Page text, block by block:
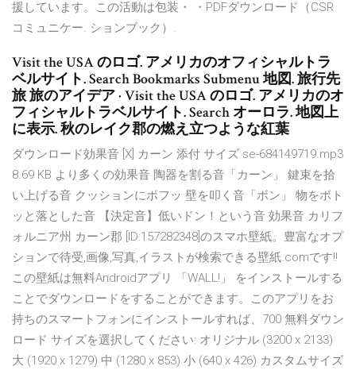
援しています。この活動は包装・ ・PDFダウンロード（CSR
コミュニケー. ションブック）.
Visit the USA のロゴ. アメリカのオフィシャルトラ
ベルサイト. Search Bookmarks Submenu 地図. 旅行先
旅 旅のアイデア · Visit the USA のロゴ. アメリカのオ
フィシャルトラベルサイト. Search オーロラ. 地図上
に表示. 秋のレイク郡の燃え立つような紅葉
ダウンロード効果音 [X] カーン 添付 サイズ se-684149719.mp3
8.69 KB より多くの効果音 陶器を割る音「カーン」 鍵束を拾
い上げる音 クッションにボフッ 壁を叩く音「ボン」 物をボト
ッと落とした音 【決定音】低いドン！という音 効果音 カリフ
ォルニア州 カーン郡 [ID:157282348]のスマホ壁紙。豊富なオプ
ションで待受,画像,写真,イラストが検索できる壁紙.comです!!
この壁紙は無料Androidアプリ 「WALL!」 をインストールする
ことでダウンロードをすることができます。このアプリをお
持ちのスマートフォンにインストールすれば、700 無料ダウン
ロード サイズを選択してください: オリジナル (3200 x 2133)
大 (1920 x 1279) 中 (1280 x 853) 小 (640 x 426) カスタムサイズ